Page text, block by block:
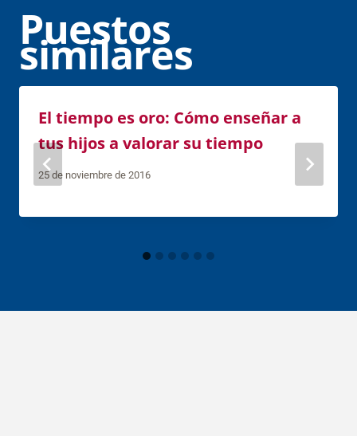
Puestos
similares
El tiempo es oro: Cómo enseñar a
tus hijos a valorar su tiempo
25 de noviembre de 2016